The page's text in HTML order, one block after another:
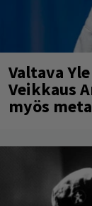
Valtava
Veikkaus
myös